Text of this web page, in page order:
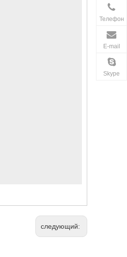
следующий:
Телефон
E-mail
Skype